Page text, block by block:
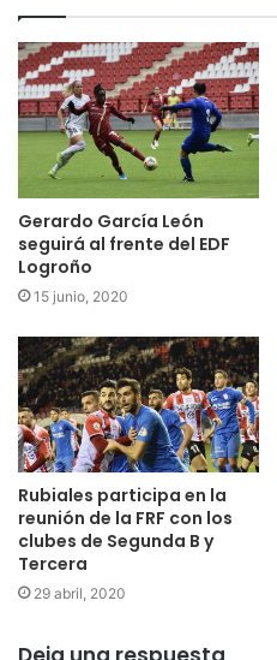
Gerardo García León
seguirá al frente del EDF
Logroño
15 junio, 2020
Rubiales participa en la
reunión de la FRF con los
clubes de Segunda B y
Tercera
29 abril, 2020